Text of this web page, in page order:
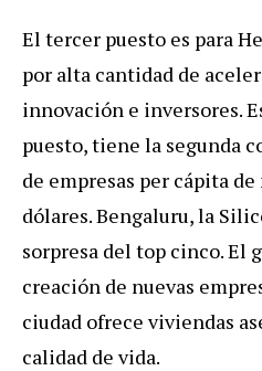
El tercer puesto es para
por alta cantidad de
innovación e inversores.
puesto, tiene la segunda
de empresas per cápita
dólares. Bengaluru, la
sorpresa del top cinco. El
creación de nuevas
ciudad ofrece viviendas
calidad de vida.